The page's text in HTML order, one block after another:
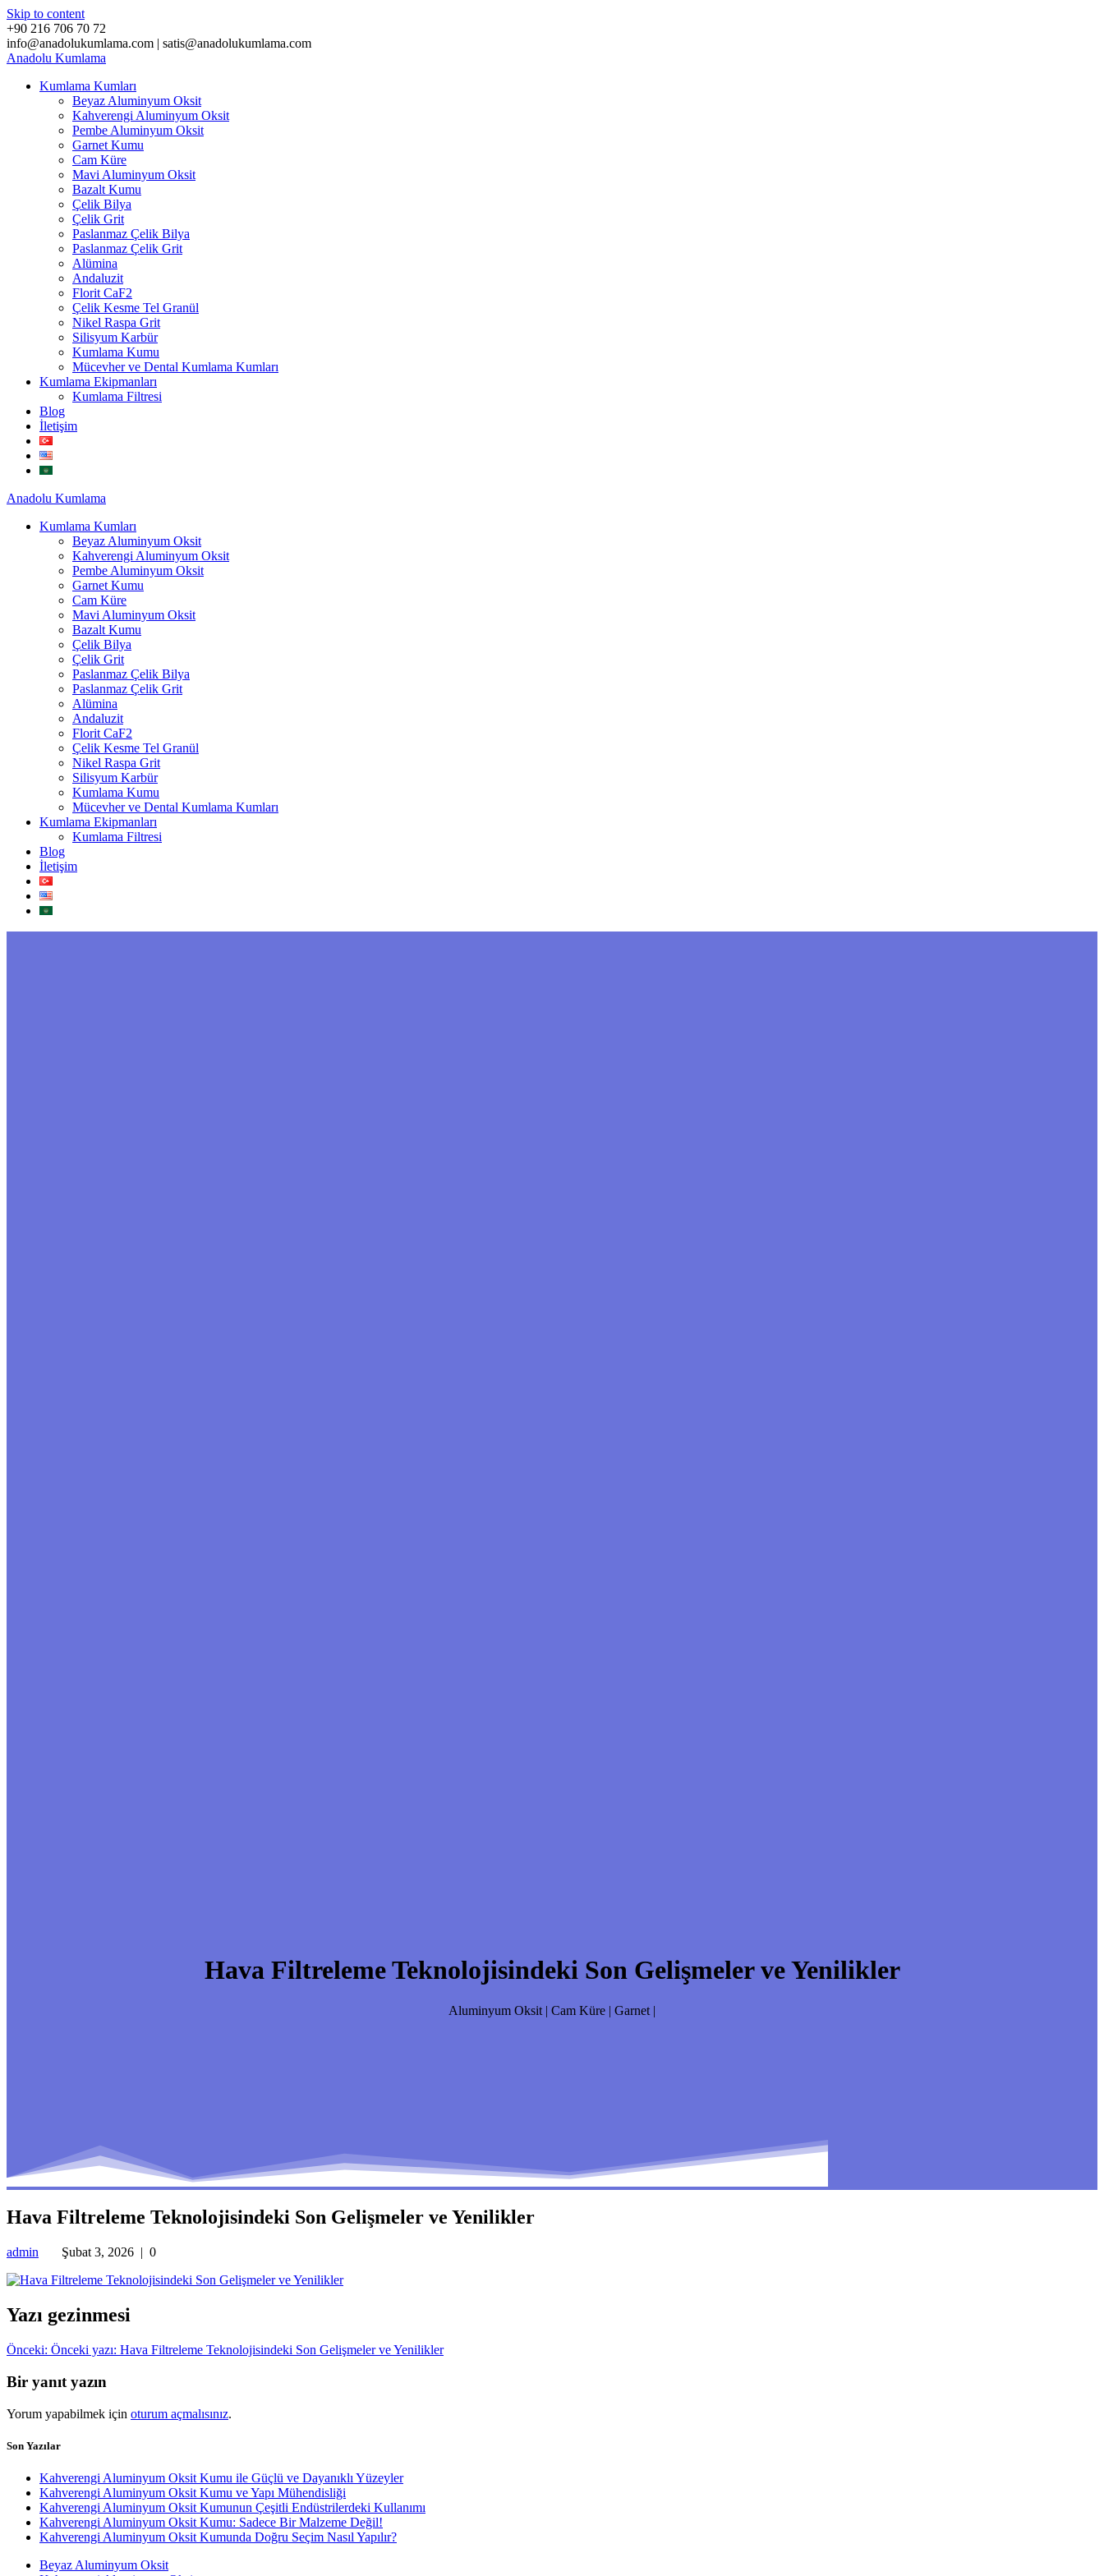
Skip to content
+90 216 706 70 72
info@anadolukumlama.com | satis@anadolukumlama.com
Anadolu Kumlama
Kumlama Kumları
Beyaz Aluminyum Oksit
Kahverengi Aluminyum Oksit
Pembe Aluminyum Oksit
Garnet Kumu
Cam Küre
Mavi Aluminyum Oksit
Bazalt Kumu
Çelik Bilya
Çelik Grit
Paslanmaz Çelik Bilya
Paslanmaz Çelik Grit
Alümina
Andaluzit
Florit CaF2
Çelik Kesme Tel Granül
Nikel Raspa Grit
Silisyum Karbür
Kumlama Kumu
Mücevher ve Dental Kumlama Kumları
Kumlama Ekipmanları
Kumlama Filtresi
Blog
İletişim
Anadolu Kumlama
Kumlama Kumları
Beyaz Aluminyum Oksit
Kahverengi Aluminyum Oksit
Pembe Aluminyum Oksit
Garnet Kumu
Cam Küre
Mavi Aluminyum Oksit
Bazalt Kumu
Çelik Bilya
Çelik Grit
Paslanmaz Çelik Bilya
Paslanmaz Çelik Grit
Alümina
Andaluzit
Florit CaF2
Çelik Kesme Tel Granül
Nikel Raspa Grit
Silisyum Karbür
Kumlama Kumu
Mücevher ve Dental Kumlama Kumları
Kumlama Ekipmanları
Kumlama Filtresi
Blog
İletişim
Hava Filtreleme Teknolojisindeki Son Gelişmeler ve Yenilikler
Aluminyum Oksit | Cam Küre | Garnet |
Hava Filtreleme Teknolojisindeki Son Gelişmeler ve Yenilikler
admin Şubat 3, 2026 | 0
Yazı gezinmesi
Önceki: Önceki yazı: Hava Filtreleme Teknolojisindeki Son Gelişmeler ve Yenilikler
Bir yanıt yazın
Yorum yapabilmek için oturum açmalısınız.
Son Yazılar
Kahverengi Aluminyum Oksit Kumu ile Güçlü ve Dayanıklı Yüzeyler
Kahverengi Aluminyum Oksit Kumu ve Yapı Mühendisliği
Kahverengi Aluminyum Oksit Kumunun Çeşitli Endüstrilerdeki Kullanımı
Kahverengi Aluminyum Oksit Kumu: Sadece Bir Malzeme Değil!
Kahverengi Aluminyum Oksit Kumunda Doğru Seçim Nasıl Yapılır?
Beyaz Aluminyum Oksit